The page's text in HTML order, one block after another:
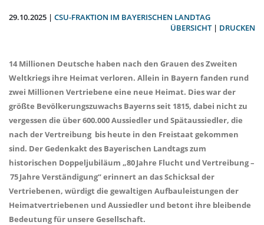
29.10.2025 | CSU-FRAKTION IM BAYERISCHEN LANDTAG
ÜBERSICHT| DRUCKEN
14 Millionen Deutsche haben nach den Grauen des Zweiten
Weltkriegs ihre Heimat verloren. Allein in Bayern fanden rund
zwei Millionen Vertriebene eine neue Heimat. Dies war der
größte Bevölkerungszuwachs Bayerns seit 1815, dabei nicht zu
vergessen die über 600.000 Aussiedler und Spätaussiedler, die
nach der Vertreibung bis heute in den Freistaat gekommen
sind. Der Gedenkakt des Bayerischen Landtags zum
historischen Doppeljubiläum „80 Jahre Flucht und Vertreibung –
75 Jahre Verständigung“ erinnert an das Schicksal der
Vertriebenen, würdigt die gewaltigen Aufbauleistungen der
Heimatvertriebenen und Aussiedler und betont ihre bleibende
Bedeutung für unsere Gesellschaft.